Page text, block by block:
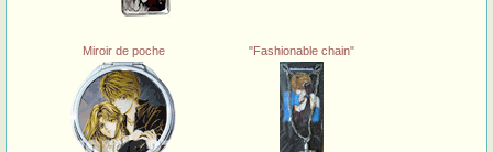
Miroir de poche "Fashionable chain"